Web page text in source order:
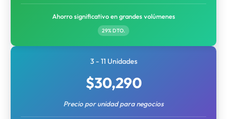
Ahorro significativo en grandes volúmenes
29% DTO.
3 - 11 Unidades
$30,290
Precio por unidad para negocios